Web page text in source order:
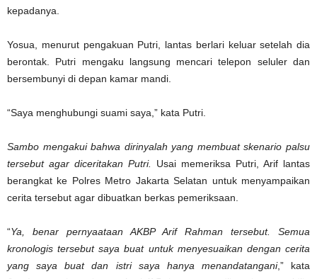
kepadanya.
Yosua, menurut pengakuan Putri, lantas berlari keluar setelah dia
berontak. Putri mengaku langsung mencari telepon seluler dan
bersembunyi di depan kamar mandi.
“Saya menghubungi suami saya,” kata Putri.
Sambo mengakui bahwa dirinyalah yang membuat skenario palsu
tersebut agar diceritakan Putri.
Usai memeriksa Putri, Arif lantas
berangkat ke Polres Metro Jakarta Selatan untuk menyampaikan
cerita tersebut agar dibuatkan berkas pemeriksaan.
“Ya, benar pernyaataan AKBP Arif Rahman tersebut. Semua
kronologis tersebut saya buat untuk menyesuaikan dengan cerita
yang saya buat dan istri saya hanya menandatangani,” kata